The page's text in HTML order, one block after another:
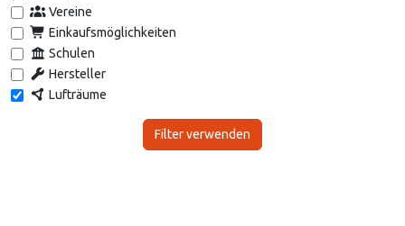
Vereine
Einkaufsmöglichkeiten
Schulen
Hersteller
Lufträume
Filter verwenden